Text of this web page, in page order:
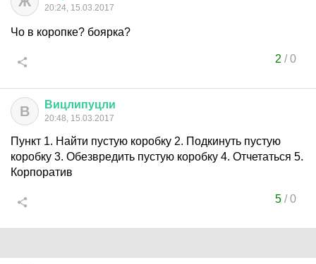
20:24, 15.03.2017
Чо в коропке? боярка?
2 /0
В Вицлипуцли
20:48, 15.03.2017
Пункт 1. Найти пустую коробку 2. Подкинуть пустую
коробку 3. Обезвредить пустую коробку 4. Отчетаться 5.
Корпоратив
5/0